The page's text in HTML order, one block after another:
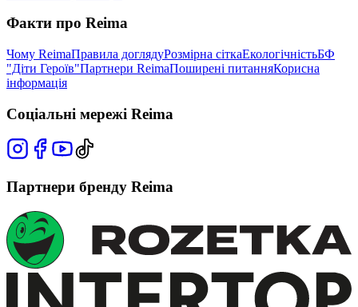
Факти про Reima
Чому ReimaПравила доглядуРозмірна сіткаЕкологічністьБФ
"Діти Героїв"Партнери ReimaПоширені питанняКорисна
інформація
Соціальні мережі Reima
Партнери бренду Reima